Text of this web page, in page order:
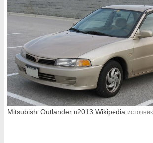
Mitsubishi Outlander u2013 Wikipedia источник